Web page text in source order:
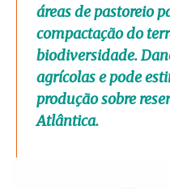
áreas de pastoreio
compactação do
biodiversidade.
agrícolas e pode
produção sobre
Atlântica.